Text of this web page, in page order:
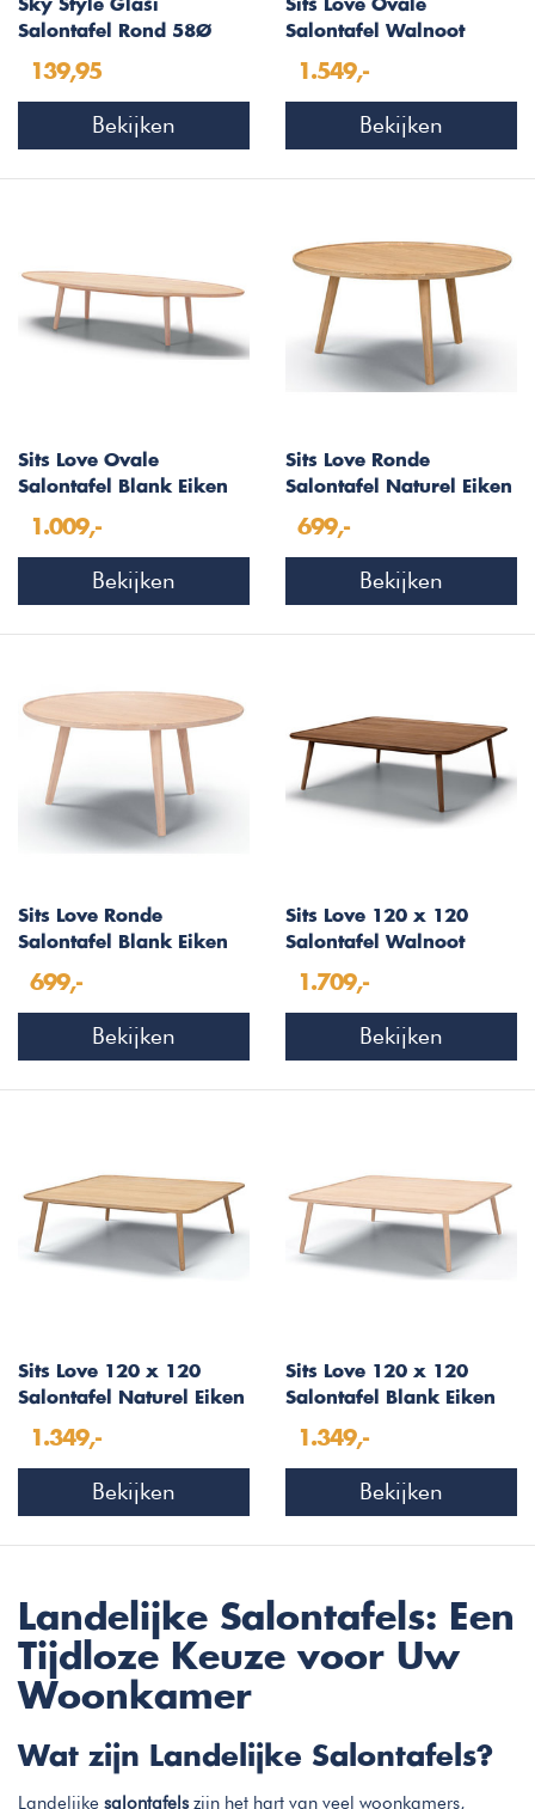
Sky Style Glasi
Salontafel Rond 58Ø
139,95
Bekijken
Sits Love Ovale
Salontafel Walnoot
1.549,-
Bekijken
Sits Love Ovale
Salontafel Blank Eiken
1.009,-
Bekijken
Sits Love Ronde
Salontafel Naturel Eiken
699,-
Bekijken
Sits Love Ronde
Salontafel Blank Eiken
699,-
Bekijken
Sits Love 120 x 120
Salontafel Walnoot
1.709,-
Bekijken
Sits Love 120 x 120
Salontafel Naturel Eiken
1.349,-
Bekijken
Sits Love 120 x 120
Salontafel Blank Eiken
1.349,-
Bekijken
Landelijke Salontafels: Een
Tijdloze Keuze voor Uw
Woonkamer
Wat zijn Landelijke Salontafels?
Landelijke salontafelszijn het hart van veel woonkamers,